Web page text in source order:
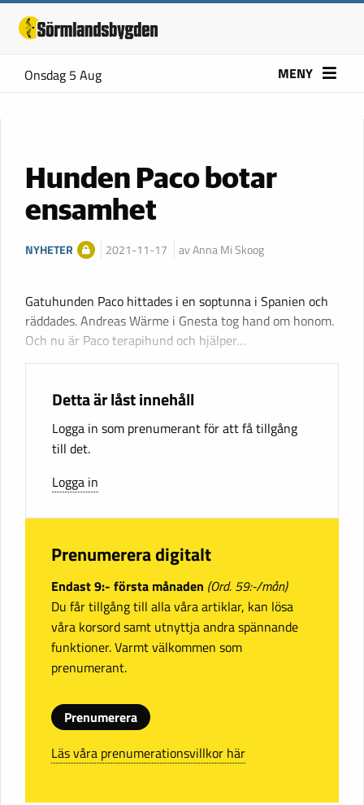
Onsdag 5 Aug MENY
Hunden Paco botar
ensamhet
NYHETER 2021-11-17 av Anna Mi Skoog
Gatuhunden Paco hittades i en soptunna i Spanien och
räddades. Andreas Wärme i Gnesta tog hand om honom.
Och nu är Paco terapihund och hjälper…
Detta är låst innehåll
Logga in som prenumerant för att få tillgång
till det.
Logga in
Prenumerera digitalt
Endast 9:- första månaden (Ord. 59:-/mån)
Du får tillgång till alla våra artiklar, kan lösa
våra korsord samt utnyttja andra spännande
funktioner. Varmt välkommen som
prenumerant.
Prenumerera
Läs våra prenumerationsvillkor här